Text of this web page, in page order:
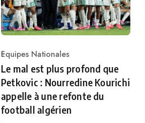
Category
Equipes Nationales
Le mal est plus profond que
Petkovic : Nourredine Kourichi
appelle à une refonte du
football algérien